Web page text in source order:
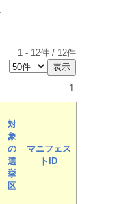
1 - 12件 / 12件
1
対
象
の
選
挙
区
マニフェス
トID